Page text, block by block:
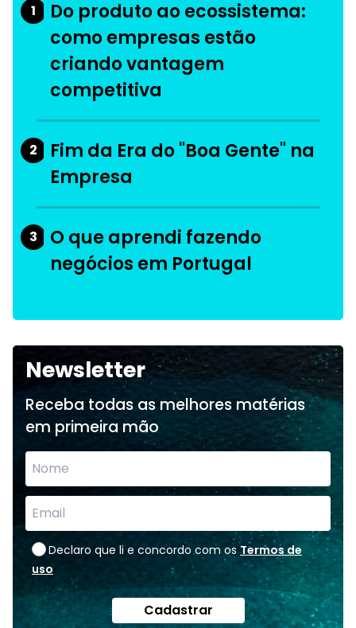
1
Do produto ao ecossistema:
como empresas estão
criando vantagem
competitiva
2
Fim da Era do "Boa Gente" na
Empresa
3
O que aprendi fazendo
negócios em Portugal
Newsletter
Receba todas as melhores matérias
em primeira mão
Declaro que li e concordo com os Termos de
uso
Cadastrar